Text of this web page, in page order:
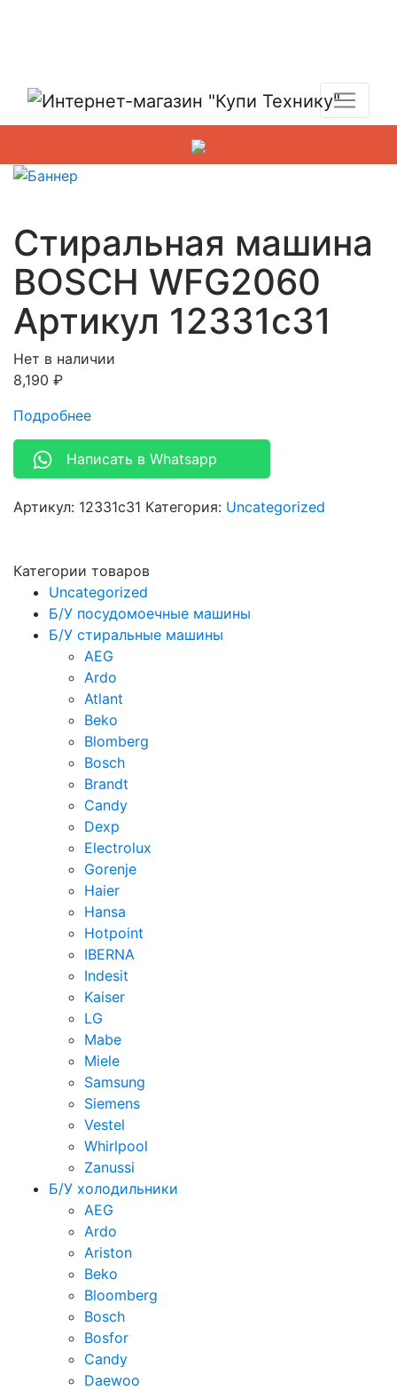
Стиральная машина
BOSCH WFG2060
Артикул 12331c31
Нет в наличии
8,190 ₽
Подробнее
Написать в Whatsapp
Артикул: 12331c31 Категория: Uncategorized
Категории товаров
Uncategorized
Б/У посудомоечные машины
Б/У стиральные машины
AEG
Ardo
Atlant
Beko
Blomberg
Bosch
Brandt
Candy
Dexp
Electrolux
Gorenje
Haier
Hansa
Hotpoint
IBERNA
Indesit
Kaiser
LG
Mabe
Miele
Samsung
Siemens
Vestel
Whirlpool
Zanussi
Б/У холодильники
AEG
Ardo
Ariston
Beko
Bloomberg
Bosch
Bosfor
Candy
Daewoo